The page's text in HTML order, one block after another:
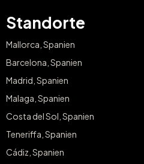
Standorte
Mallorca, Spanien
Barcelona, Spanien
Madrid, Spanien
Malaga, Spanien
Costa del Sol, Spanien
Teneriffa, Spanien
Cádiz, Spanien